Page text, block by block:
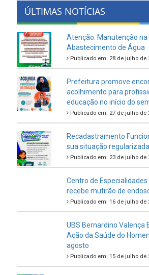
ÚLTIMAS NOTÍCIAS
Atenção: Manutenção
Abastecimento de Água
Publicado em: 28 de julho de
Prefeitura promove
acolhimento para
educação no início do
Publicado em: 27 de julho de
Recadastramento
sua situação regularizada
Publicado em: 23 de julho de
Centro de Especialidades
recebe mutirão de
Publicado em: 16 de julho de
UBS Bernardino Valença
Ação da Saúde do
agosto
Publicado em: 15 de julho de